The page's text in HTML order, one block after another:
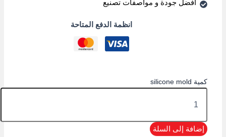
أفضل جودة و مواصفات تصنيع
انظمة الدفع المتاحة
كمية silicone mold
إضافة إلى السلة